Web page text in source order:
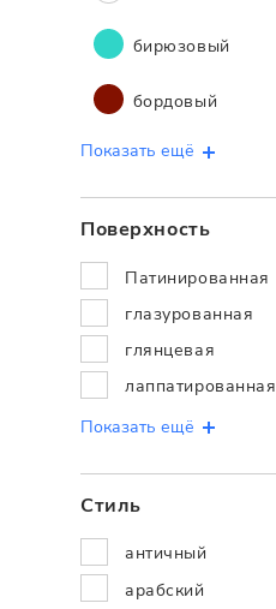
бирюзовый
бордовый
Показать ещё
Поверхность
Патинированная
глазурованная
глянцевая
лаппатированная
Показать ещё
Стиль
античный
арабский